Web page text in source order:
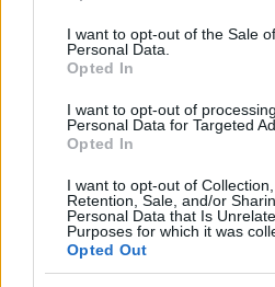
use your data for below specified
consent section.
I want to opt-out of the Sale
Personal Data.
Opted In
I want to opt-out of
Personal Data for Targeted
Opted In
I want to opt-out of Collection,
Retention, Sale, and/or
Personal Data that Is
Purposes for which it was
Opted Out
találkozó a várakozásainak